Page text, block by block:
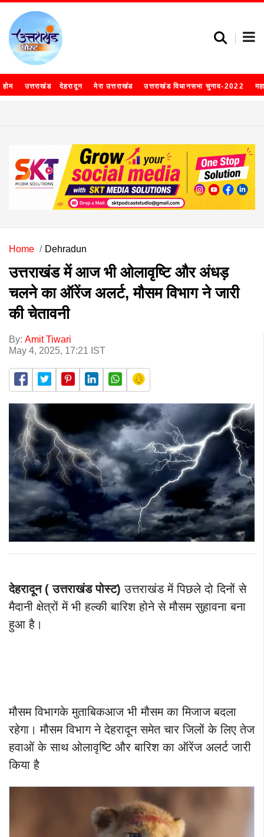
होम उत्तराखंड देहरादून मेरा उत्तराखंड उत्तराखंड विधानसभा चुनाव-2022
Home Dehradun
उत्तराखंड में आज भी ओलावृष्टि और अंधड़
चलने का ऑरेंज अलर्ट, मौसम विभाग ने जारी
की चेतावनी
By: Amit Tiwari
May 4, 2025, 17:21 IST
देहरादून ( उत्तराखंड पोस्ट) उत्तराखंड में पिछले दो दिनों से
मैदानी क्षेत्रों में भी हल्की बारिश होने से मौसम सुहावना बना
हुआ है।
मौसम विभागके मुताबिकआज भी मौसम का मिजाज बदला
रहेगा। मौसम विभाग ने देहरादून समेत चार जिलों के लिए तेज
हवाओं के साथ ओलावृष्टि और बारिश का ऑरेंज अलर्ट जारी
किया है